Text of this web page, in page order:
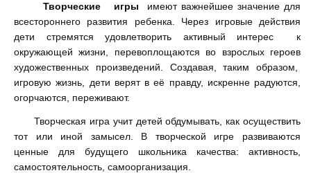
Творческие игры имеют важнейшее значение для
всестороннего развития ребенка. Через игровые действия
дети стремятся удовлетворить активный интерес к
окружающей жизни, перевоплощаются во взрослых героев
художественных произведений. Создавая, таким образом,
игровую жизнь, дети верят в её правду, искренне радуются,
огорчаются, переживают.
Творческая игра учит детей обдумывать, как осуществить
тот или иной замысел. В творческой игре развиваются
ценные для будущего школьника качества: активность,
самостоятельность, самоорганизация.